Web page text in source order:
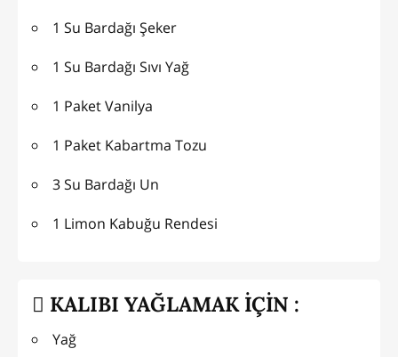
1 Su Bardağı Şeker
1 Su Bardağı Sıvı Yağ
1 Paket Vanilya
1 Paket Kabartma Tozu
3 Su Bardağı Un
1 Limon Kabuğu Rendesi
KALIBI YAĞLAMAK İÇİN :
Yağ